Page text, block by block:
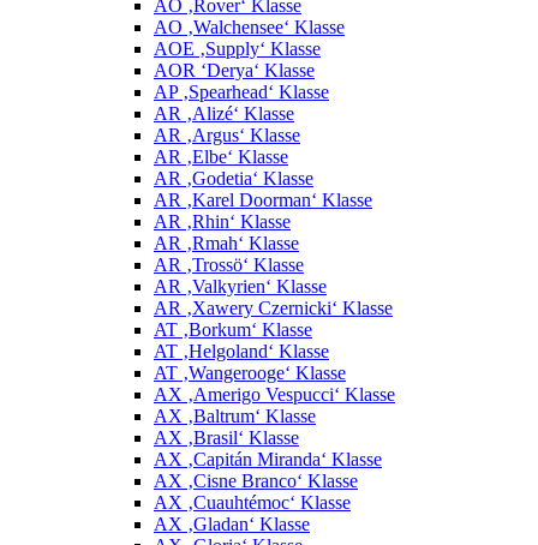
AO ‚Rover‘ Klasse
AO ‚Walchensee‘ Klasse
AOE ‚Supply‘ Klasse
AOR ‘Derya‘ Klasse
AP ‚Spearhead‘ Klasse
AR ‚Alizé‘ Klasse
AR ‚Argus‘ Klasse
AR ‚Elbe‘ Klasse
AR ‚Godetia‘ Klasse
AR ‚Karel Doorman‘ Klasse
AR ‚Rhin‘ Klasse
AR ‚Rmah‘ Klasse
AR ‚Trossö‘ Klasse
AR ‚Valkyrien‘ Klasse
AR ‚Xawery Czernicki‘ Klasse
AT ‚Borkum‘ Klasse
AT ‚Helgoland‘ Klasse
AT ‚Wangerooge‘ Klasse
AX ‚Amerigo Vespucci‘ Klasse
AX ‚Baltrum‘ Klasse
AX ‚Brasil‘ Klasse
AX ‚Capitán Miranda‘ Klasse
AX ‚Cisne Branco‘ Klasse
AX ‚Cuauhtémoc‘ Klasse
AX ‚Gladan‘ Klasse